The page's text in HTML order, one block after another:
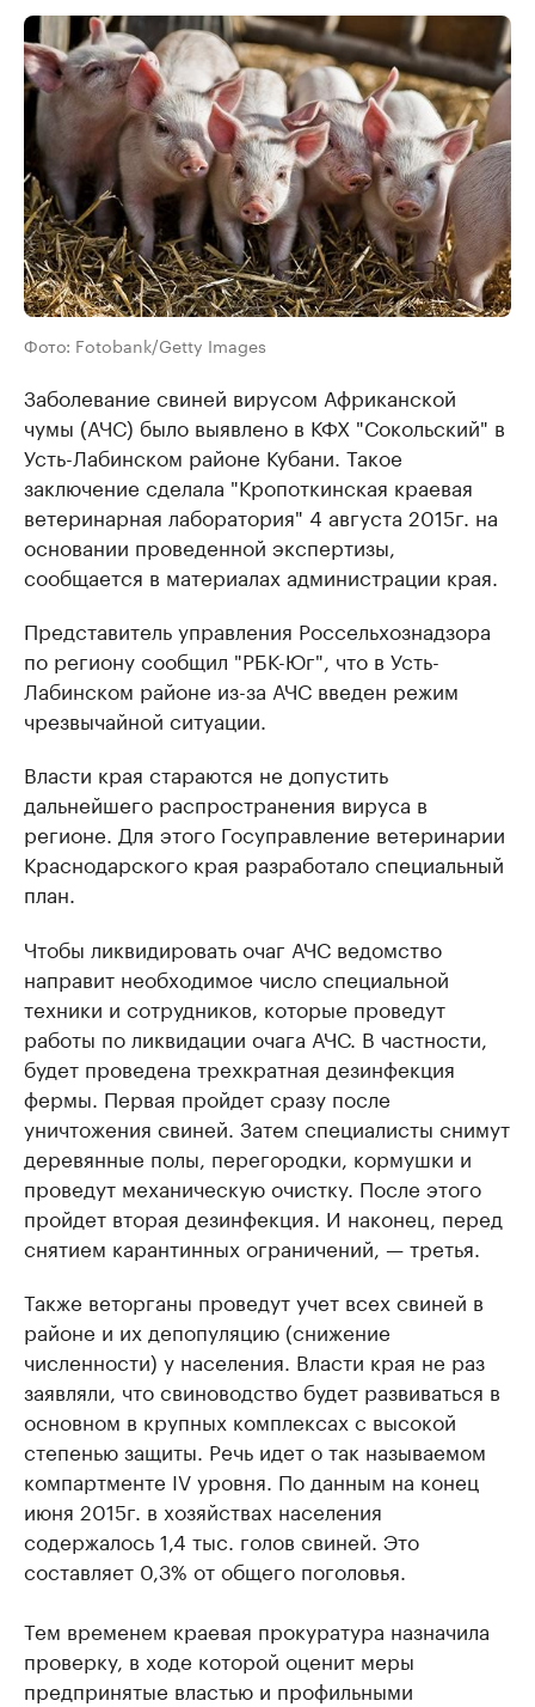
Фото: Fotobank/Getty Images
Заболевание свиней вирусом Африканской
чумы (АЧС) было выявлено в КФХ "Сокольский" в
Усть-Лабинском районе Кубани. Такое
заключение сделала "Кропоткинская краевая
ветеринарная лаборатория" 4 августа 2015г. на
основании проведенной экспертизы,
сообщается в материалах администрации края.
Представитель управления Россельхознадзора
по региону сообщил "РБК-Юг", что в Усть-
Лабинском районе из-за АЧС введен режим
чрезвычайной ситуации.
Власти края стараются не допустить
дальнейшего распространения вируса в
регионе. Для этого Госуправление ветеринарии
Краснодарского края разработало специальный
план.
Чтобы ликвидировать очаг АЧС ведомство
направит необходимое число специальной
техники и сотрудников, которые проведут
работы по ликвидации очага АЧС. В частности,
будет проведена трехкратная дезинфекция
фермы. Первая пройдет сразу после
уничтожения свиней. Затем специалисты снимут
деревянные полы, перегородки, кормушки и
проведут механиче­скую очистку. После этого
пройдет вторая дезинфекция. И наконец, перед
снятием карантинных ограничений, — третья.
Также веторганы проведут учет всех свиней в
районе и их депопуляцию (снижение
численности) у населения. Власти края не раз
заявляли, что свиноводство будет развиваться в
основном в крупных комплексах с высокой
степенью защиты. Речь идет о так называемом
компартменте IV уровня. По данным на конец
июня 2015г. в хозяйствах населения
содержалось 1,4 тыс. голов свиней. Это
составляет 0,3% от общего поголовья.
Тем временем краевая прокуратура назначила
проверку, в ходе которой оценит меры
предпринятые властью и профильными